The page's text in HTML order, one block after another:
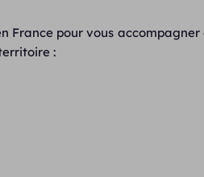
France pour vous
: